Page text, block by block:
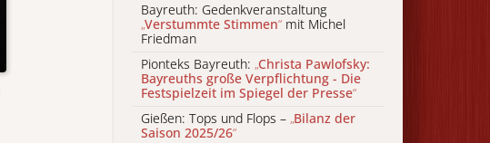
Bayreuth: Gedenkveranstaltung
„Verstummte Stimmen“ mit Michel
Friedman
Pionteks Bayreuth: „Christa Pawlofsky:
Bayreuths große Verpflichtung - Die
Festspielzeit im Spiegel der Presse“
Gießen: Tops und Flops – „Bilanz der
Saison 2025/26“